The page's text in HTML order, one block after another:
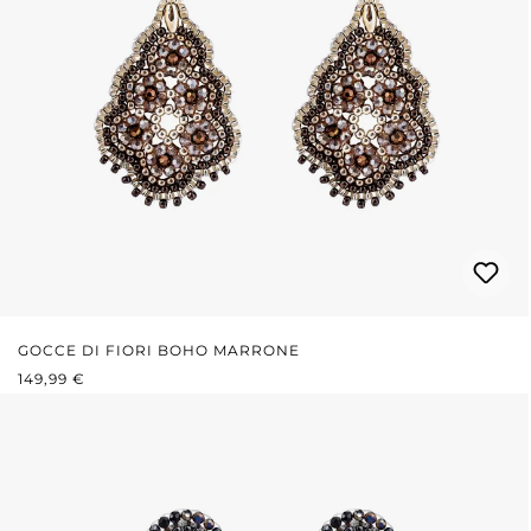
GOCCE DI FIORI BOHO MARRONE
PREZZO NORMALE:
149,99 €